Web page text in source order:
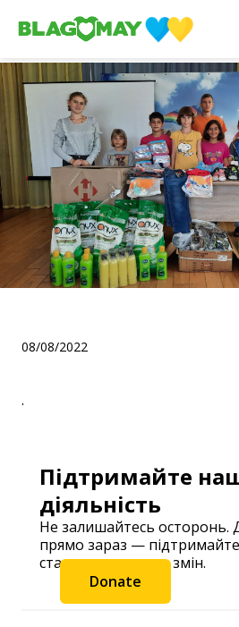
08/08/2022
.
Підтримайте
діяльність
Не залишайтесь осторонь.
прямо зараз —
станьте частиною змін.
Donate